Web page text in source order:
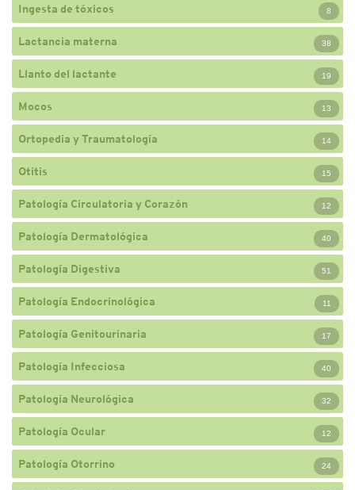
Ingesta de tóxicos 8
Lactancia materna 38
Llanto del lactante 19
Mocos 13
Ortopedia y Traumatología 14
Otitis 15
Patología Circulatoria y Corazón 12
Patología Dermatológica 40
Patología Digestiva 51
Patología Endocrinológica 11
Patología Genitourinaria 17
Patología Infecciosa 40
Patología Neurológica 32
Patología Ocular 12
Patología Otorrino 24